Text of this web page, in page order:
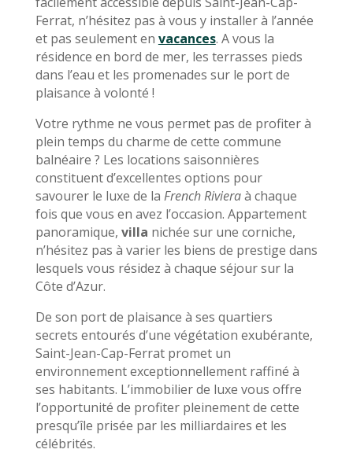
Ferrat, n’hésitez pas à vous y installer à l’année
et pas seulement en vacances. A vous la
résidence en bord de mer, les terrasses pieds
dans l’eau et les promenades sur le port de
plaisance à volonté !
Votre rythme ne vous permet pas de profiter à
plein temps du charme de cette commune
balnéaire ? Les locations saisonnières
constituent d’excellentes options pour
savourer le luxe de la French Rivieraà chaque
fois que vous en avez l’occasion. Appartement
panoramique, villa nichée sur une corniche,
n’hésitez pas à varier les biens de prestige dans
lesquels vous résidez à chaque séjour sur la
Côte d’Azur.
De son port de plaisance à ses quartiers
secrets entourés d’une végétation exubérante,
Saint-Jean-Cap-Ferrat promet un
environnement exceptionnellement raffiné à
ses habitants. L’immobilier de luxe vous offre
l’opportunité de profiter pleinement de cette
presqu’île prisée par les milliardaires et les
célébrités.